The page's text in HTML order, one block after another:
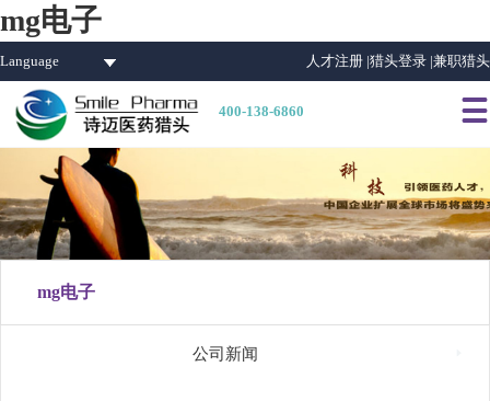
mg电子
Language 人才注册 |猎头登录 |兼职猎头
400-138-6860 
mg电子
公司新闻